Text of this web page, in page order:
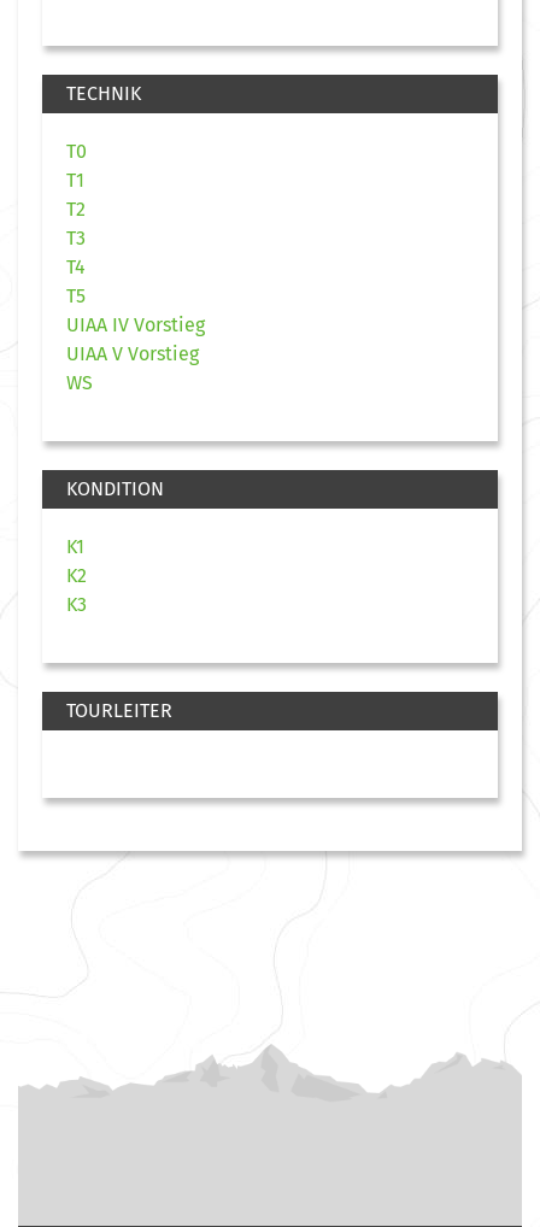
TECHNIK
T0
T1
T2
T3
T4
T5
UIAA IV Vorstieg
UIAA V Vorstieg
WS
KONDITION
K1
K2
K3
TOURLEITER